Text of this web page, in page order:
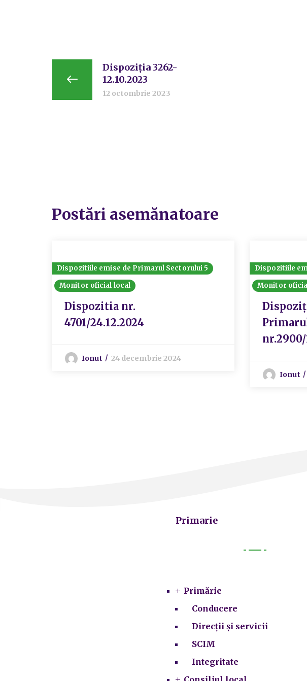
Dispoziția 3262-
12.10.2023
12 octombrie 2023
Postări asemănatoare
Dispozitiile emise de Primarul Sectorului 5
Monitor oficial local
Dispozitia nr.
4701/24.12.2024
Ionut 24 decembrie 2024
Dispozitiile
Monitor
nr.2900/
Ionut
Primarie
Primărie
Conducere
Direcții și servicii
SCIM
Integritate